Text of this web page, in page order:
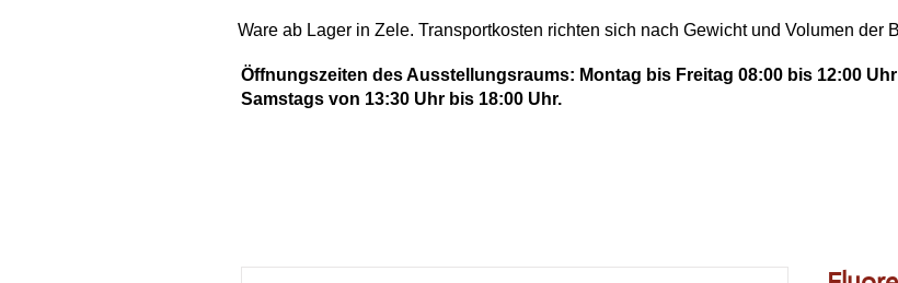
Ware ab Lager in Zele. Transportkosten richten sich nach Gewicht und Volumen der
Öffnungszeiten des Ausstellungsraums: Montag bis Freitag 08:00 bis 12:00
Samstags von 13:30 Uhr bis 18:00 Uhr.